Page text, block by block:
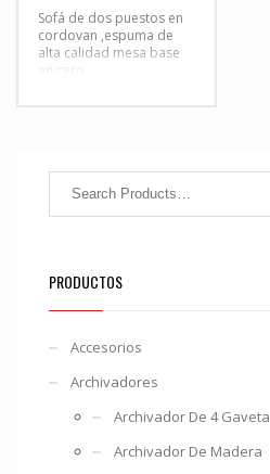
Sofá de dos puestos en
cordovan ,espuma de
alta calidad mesa base
en cero
PRODUCTOS
Accesorios
Archivadores
Archivador De 4 Gaveta
Archivador De Madera